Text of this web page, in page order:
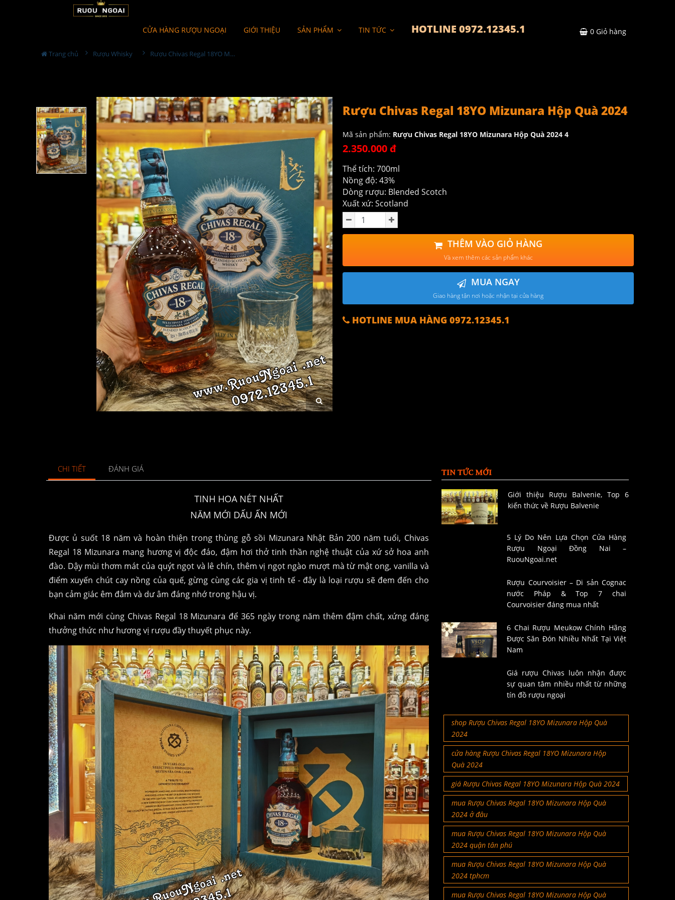
CỬA HÀNG RƯỢU NGOẠI GIỚI THIỆU SẢN PHẨM TIN TỨC HOTLINE 0972.12345.1 0 Giỏ hàng
Trang chủ Rượu Whisky Rượu Chivas Regal 18YO Mizunara Hộp Quà 2024
Rượu Chivas Regal 18YO Mizunara Hộp Quà 2024
Mã sản phẩm: Rượu Chivas Regal 18YO Mizunara Hộp Quà 2024 4
2.350.000 đ
Thể tích: 700ml
Nồng độ: 43%
Dòng rượu: Blended Scotch
Xuất xứ: Scotland
THÊM VÀO GIỎ HÀNG
Và xem thêm các sản phẩm khác
MUA NGAY
Giao hàng tận nơi hoặc nhận tại cửa hàng
HOTLINE MUA HÀNG 0972.12345.1
CHI TIẾT ĐÁNH GIÁ
TINH HOA NÉT NHẤT
NĂM MỚI DẤU ẤN MỚI
Được ủ suốt 18 năm và hoàn thiện trong thùng gỗ sồi Mizunara Nhật Bản 200 năm tuổi, Chivas
Regal 18 Mizunara mang hương vị độc đáo, đậm hơi thở tinh thần nghệ thuật của xứ sở hoa anh
đào. Dậy mùi thơm mát của quýt ngọt và lê chín, thêm vị ngọt ngào mượt mà từ mật ong, vanilla và
điểm xuyến chút cay nồng của quế, gừng cùng các gia vị tinh tế - đây là loại rượu sẽ đem đến cho
bạn cảm giác êm đắm và dư âm đáng nhớ trong hậu vị.
Khai năm mới cùng Chivas Regal 18 Mizunara để 365 ngày trong năm thêm đậm chất, xứng đáng
thưởng thức như hương vị rượu đầy thuyết phục này.
TIN TỨC MỚI
Giới thiệu Rượu Balvenie, Top 6
kiến thức về Rượu Balvenie
5 Lý Do Nên Lựa Chọn Cửa Hàng
Rượu Ngoại Đồng Nai –
RuouNgoai.net
Rượu Courvoisier – Di sản Cognac
nước Pháp & Top 7 chai
Courvoisier đáng mua nhất
6 Chai Rượu Meukow Chính Hãng
Được Săn Đón Nhiều Nhất Tại Việt
Nam
Giá rượu Chivas luôn nhận được
sự quan tâm nhiều nhất từ những
tín đồ rượu ngoại
shop Rượu Chivas Regal 18YO Mizunara Hộp Quà
2024
cửa hàng Rượu Chivas Regal 18YO Mizunara Hộp
Quà 2024
giá Rượu Chivas Regal 18YO Mizunara Hộp Quà 2024
mua Rượu Chivas Regal 18YO Mizunara Hộp Quà
2024 ở đâu
mua Rượu Chivas Regal 18YO Mizunara Hộp Quà
2024 quận tân phú
mua Rượu Chivas Regal 18YO Mizunara Hộp Quà
2024 tphcm
mua Rượu Chivas Regal 18YO Mizunara Hộp Quà